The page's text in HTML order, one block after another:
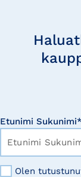
Etunimi Sukunimi*
Olen